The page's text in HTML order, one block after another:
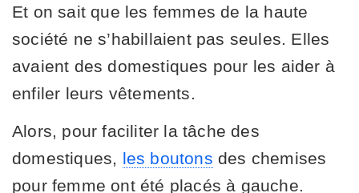
Et on sait que les femmes de la haute
société ne s’habillaient pas seules. Elles
avaient des domestiques pour les aider à
enfiler leurs vêtements.
Alors, pour faciliter la tâche des
domestiques, les boutons des chemises
pour femme ont été placés à gauche.